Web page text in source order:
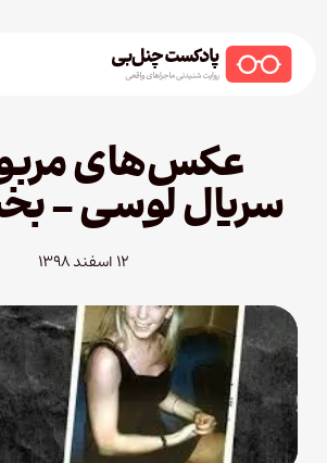
عکس‌های
سریال لوسی –
۱۲ اسفند ۱۳۹۸